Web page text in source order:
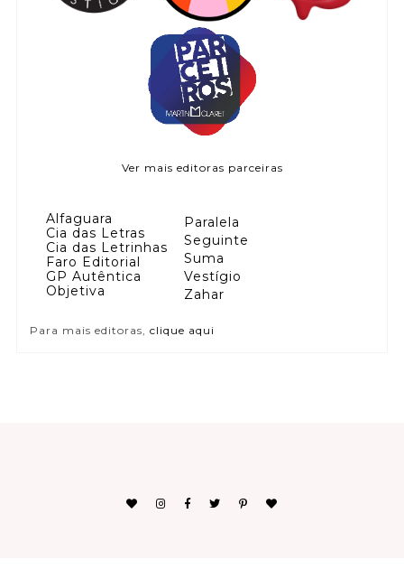
Ver mais editoras parceiras
Alfaguara
Cia das Letras
Cia das Letrinhas
Faro Editorial
GP Autêntica
Objetiva
Paralela
Seguinte
Suma
Vestígio
Zahar
Para mais editoras, clique aqui